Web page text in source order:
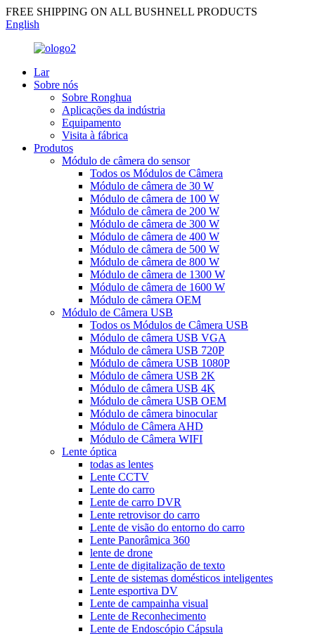
FREE SHIPPING ON ALL BUSHNELL PRODUCTS
English
Lar
Sobre nós
Sobre Ronghua
Aplicações da indústria
Equipamento
Visita à fábrica
Produtos
Módulo de câmera do sensor
Todos os Módulos de Câmera
Módulo de câmera de 30 W
Módulo de câmera de 100 W
Módulo de câmera de 200 W
Módulo de câmera de 300 W
Módulo de câmera de 400 W
Módulo de câmera de 500 W
Módulo de câmera de 800 W
Módulo de câmera de 1300 W
Módulo de câmera de 1600 W
Módulo de câmera OEM
Módulo de Câmera USB
Todos os Módulos de Câmera USB
Módulo de câmera USB VGA
Módulo de câmera USB 720P
Módulo de câmera USB 1080P
Módulo de câmera USB 2K
Módulo de câmera USB 4K
Módulo de câmera USB OEM
Módulo de câmera binocular
Módulo de Câmera AHD
Módulo de Câmera WIFI
Lente óptica
todas as lentes
Lente CCTV
Lente do carro
Lente de carro DVR
Lente retrovisor do carro
Lente de visão do entorno do carro
Lente Panorâmica 360
lente de drone
Lente de digitalização de texto
Lente de sistemas domésticos inteligentes
Lente esportiva DV
Lente de campainha visual
Lente de Reconhecimento
Lente de Endoscópio Cápsula